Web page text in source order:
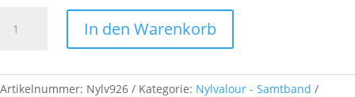
926
In den Warenkorb
Artikelnummer: Nylv926 Kategorie: Nylvalour - Samtband